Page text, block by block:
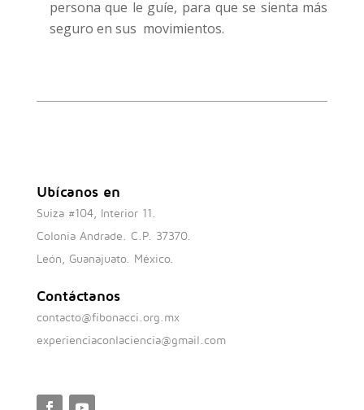
persona que le guíe, para que se sienta más
seguro en sus movimientos.
Ubícanos en
Suiza #104, Interior 11.
Colonia Andrade. C.P. 37370.
León, Guanajuato. México.
Contáctanos
contacto@fibonacci.org.mx
experienciaconlaciencia@gmail.com